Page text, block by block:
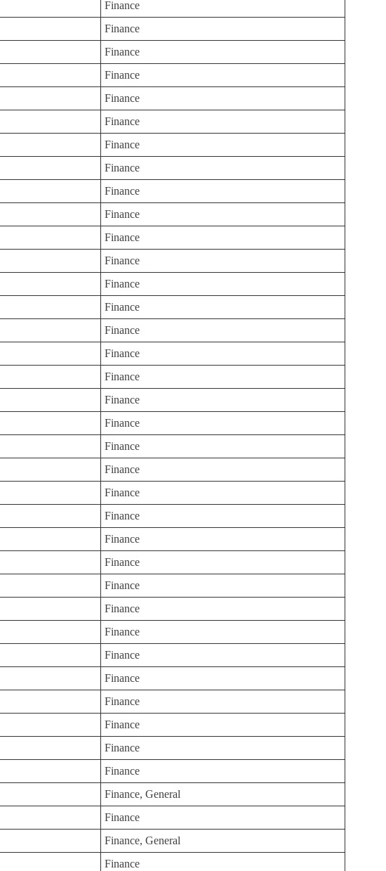
Finance
Finance
Finance
Finance
Finance
Finance
Finance
Finance
Finance
Finance
Finance
Finance
Finance
Finance
Finance
Finance
Finance
Finance
Finance
Finance
Finance
Finance
Finance
Finance
Finance
Finance
Finance
Finance
Finance
Finance
Finance
Finance
Finance
Finance
Finance, General
Finance
Finance, General
Finance